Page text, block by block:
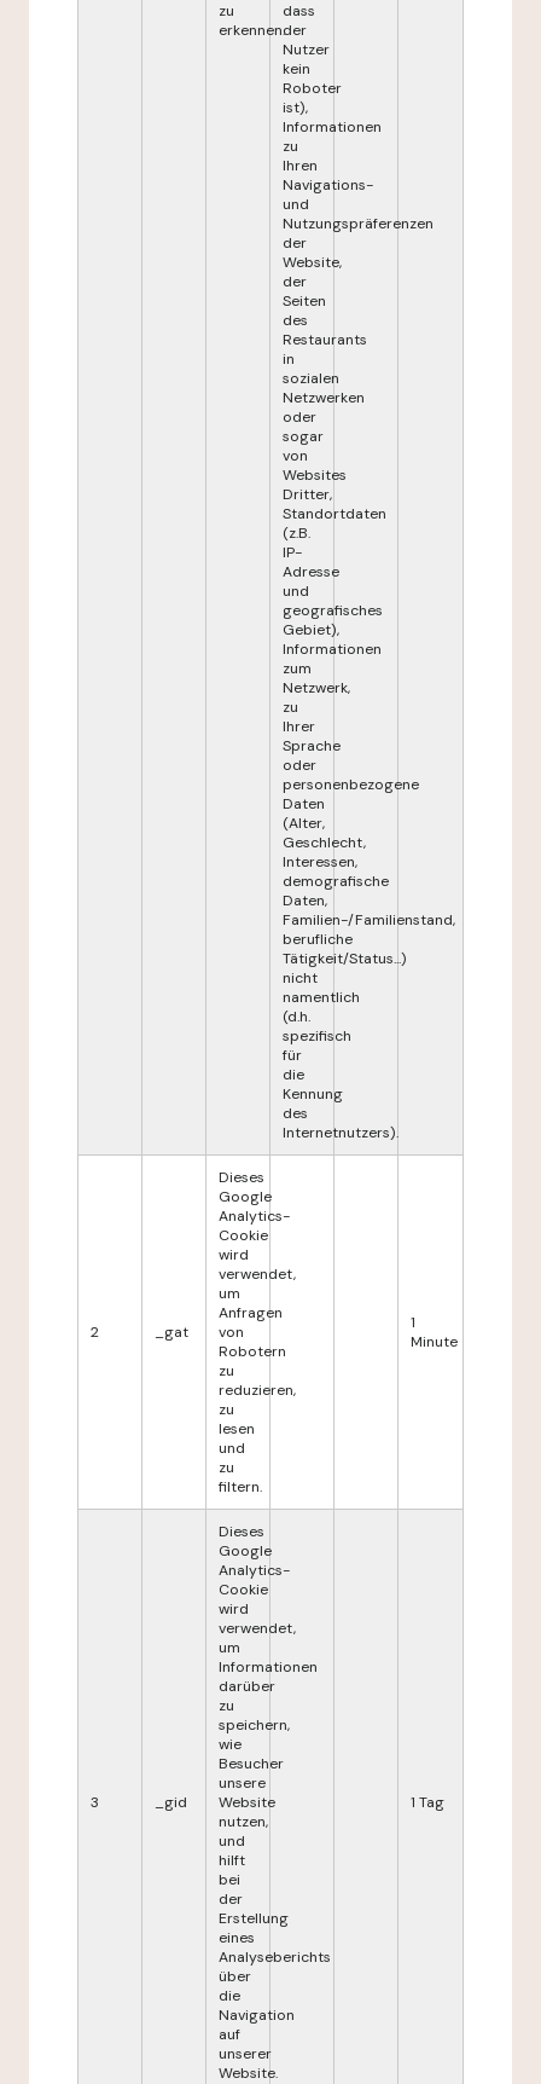
zu
erkennen.
dass
der
Nutzer
kein
Roboter
ist),
Informationen
zu
Ihren
Navigations-
und
Nutzungspräferenzen
der
Website,
der
Seiten
des
Restaurants
in
sozialen
Netzwerken
oder
sogar
von
Websites
Dritter,
Standortdaten
(z.B.
IP-
Adresse
und
geografisches
Gebiet),
Informationen
zum
Netzwerk,
zu
Ihrer
Sprache
oder
personenbezogene
Daten
(Alter,
Geschlecht,
Interessen,
demografische
Daten,
Familien-/Familienstand,
berufliche
Tätigkeit/Status...)
nicht
namentlich
(d.h.
spezifisch
für
die
Kennung
des
Internetnutzers).
2 _gat
Dieses
Google
Analytics-
Cookie
wird
verwendet,
um
Anfragen
von
Robotern
zu
reduzieren,
zu
lesen
und
zu
filtern.
1
Minute
3 _gid
Dieses
Google
Analytics-
Cookie
wird
verwendet,
um
Informationen
darüber
zu
speichern,
wie
Besucher
unsere
Website
nutzen,
und
hilft
bei
der
Erstellung
eines
Analyseberichts
über
die
Navigation
auf
unserer
Website.
1 Tag